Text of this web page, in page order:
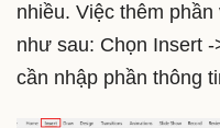
nhiều. Việc thêm
như sau: Chọn Insert
cần nhập phần thông